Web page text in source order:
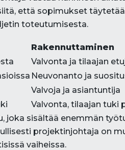
että sopimukset
toteutumisesta.
Rakennuttaminen
Valvonta ja tilaajan
Neuvonanto ja
Valvoja ja asiantuntija
Valvonta, tilaajan tuki
joka sisältää enemmän
projektinjohtaja on
vaiheissa.